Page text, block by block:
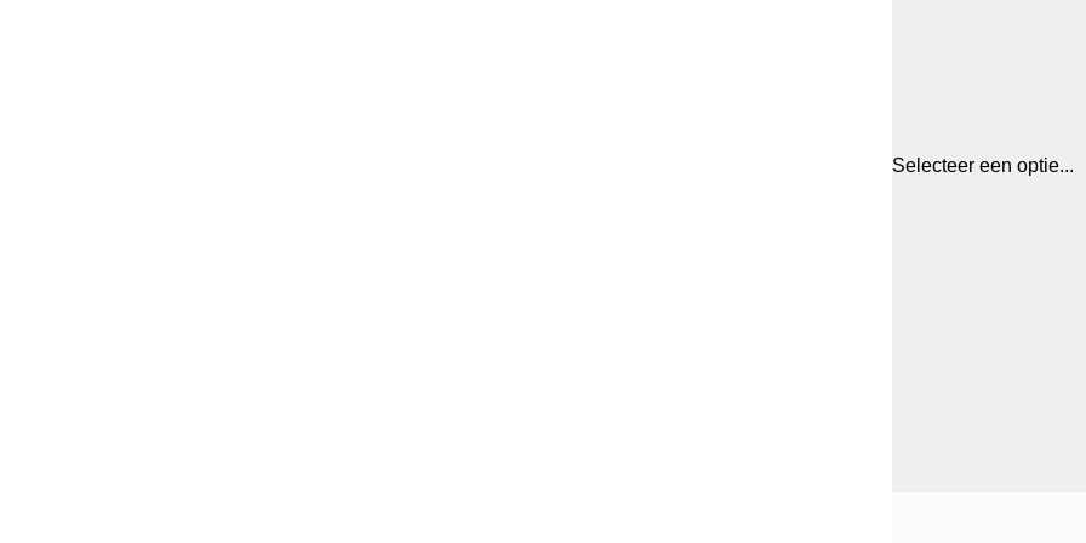
Selecteer een optie...